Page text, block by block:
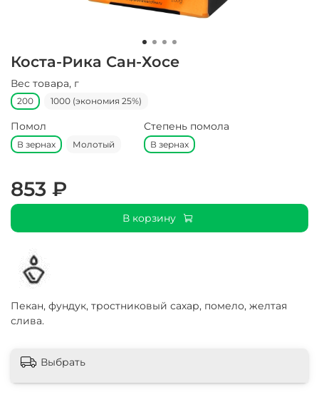
Коста-Рика Сан-Хосе
Вес товара, г
200 1000 (экономия 25%)
Помол
В зернах Молотый
Степень помола
В зернах
853 ₽
В корзину
Пекан, фундук, тростниковый сахар, помело, желтая
слива.
Выбрать